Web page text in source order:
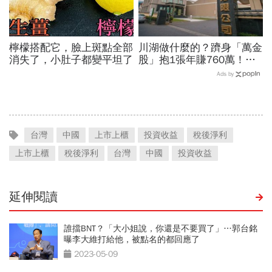
檸檬搭配它，臉上斑點全部
消失了，小肚子都變平坦了
川湖做什麼的？躋身「萬金
股」抱1張年賺760萬！傳
產鐵工廠如何翻身「只有兩
Ads by
台灣 中國 上市上櫃 投資收益
稅後淨利
上市上櫃
稅後淨利 台灣 中國 投資收益
延伸閱讀
誰擋BNT？「大小姐說，你還是不要買了」…郭台銘
曝李大維打給他，被點名的都回應了
2023-05-09